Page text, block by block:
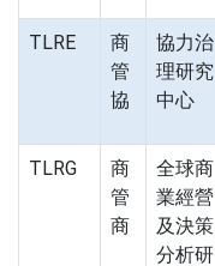
TLRE
商
管
協
協力治
理研究
中心
TLRG
商
管
商
全球商
業經營
及決策
分析研